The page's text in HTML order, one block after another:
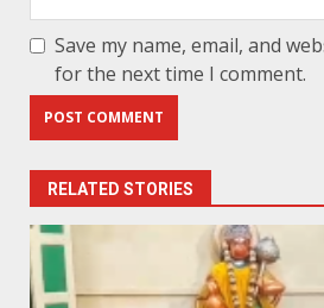
Save my name, email, and
for the next time I comment.
RELATED STORIES